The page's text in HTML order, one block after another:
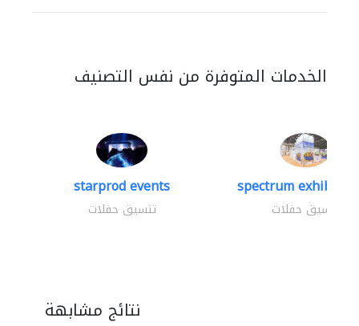
الخدمات المتوفرة من نفس التصنيف
starprod events
تنسيق حفلات
spectrum
تنسيق حفلات
نتائج مشابهة